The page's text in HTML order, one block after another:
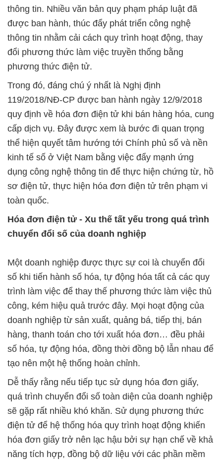
thông tin. Nhiều văn bản quy phạm pháp luật đã
được ban hành, thúc đẩy phát triển công nghệ
thông tin nhằm cải cách quy trình hoạt động, thay
đổi phương thức làm việc truyền thống bằng
phương thức điện tử.
Trong đó, đáng chú ý nhất là Nghị định
119/2018/NĐ-CP được ban hành ngày 12/9/2018
quy định về hóa đơn điện tử khi bán hàng hóa, cung
cấp dịch vụ. Đây được xem là bước đi quan trọng
thể hiện quyết tâm hướng tới Chính phủ số và nền
kinh tế số ở Việt Nam bằng việc đẩy mạnh ứng
dụng công nghệ thông tin để thực hiện chứng từ, hồ
sơ điện tử, thực hiện hóa đơn điện tử trên phạm vi
toàn quốc.
Hóa đơn điện tử - Xu thế tất yếu trong quá trình
chuyển đổi số của doanh nghiệp
Một doanh nghiệp được thực sự coi là chuyển đổi
số khi tiến hành số hóa, tự động hóa tất cả các quy
trình làm việc để thay thế phương thức làm việc thủ
công, kém hiệu quả trước đây. Mọi hoạt động của
doanh nghiệp từ sản xuất, quảng bá, tiếp thị, bán
hàng, thanh toán cho tới xuất hóa đơn… đều phải
số hóa, tự động hóa, đồng thời đồng bộ lẫn nhau để
tạo nên một hệ thống hoàn chỉnh.
Dễ thấy rằng nếu tiếp tục sử dụng hóa đơn giấy,
quá trình chuyển đổi số toàn diện của doanh nghiệp
sẽ gặp rất nhiều khó khăn. Sử dụng phương thức
điện tử để hệ thống hóa quy trình hoạt động khiến
hóa đơn giấy trở nên lạc hậu bởi sự hạn chế về khả
năng tích hợp, đồng bộ dữ liệu với các phần mềm